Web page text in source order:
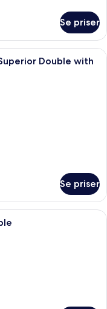
Se priser
med ett överdrag, en
Double with
Se priser
med ett stort